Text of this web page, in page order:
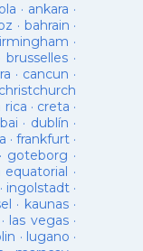
· ankara ·
· bahrain ·
·
·brusselles ·
· cancun ·
christchurch
rica · creta ·
· dublín ·
· frankfurt ·
· goteborg ·
equatorial ·
· ingolstadt·
· kaunas·
· las vegas·
· lugano ·